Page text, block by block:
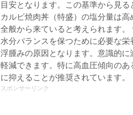
目安となります。この基準から見
カルビ焼肉丼（特盛）の塩分量は
全般から来ていると考えられます
水分バランスを保つために必要な
浮腫みの原因となります。意識的
軽減できます。特に高血圧傾向の
に抑えることが推奨されています。
スポンサーリンク